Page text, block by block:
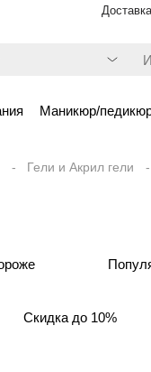
Маникюр/
Гели и Акрил гели
Скидка до 10%